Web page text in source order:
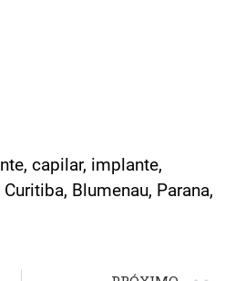
capilar, implante,
Blumenau, Parana,